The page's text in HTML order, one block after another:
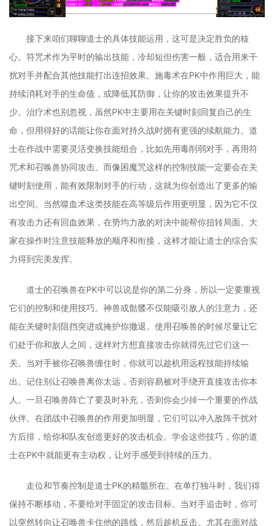
接下来咱们聊聊道士的具体技能运用，这可是决定胜负的核
心。符咒术作为平时的输出技能，冷却短但伤害一般，适合用来干
扰对手并配合其他技能打出连招效果。施毒术在PK中作用巨大，能
持续消耗对手的生命值，或降低其防御，让你的攻击效果提升不
少。治疗术也别忽视，虽然PK中主要用在关键时刻回复自己的生
命，但用得好的话能让你在面对持久战时拥有更强的续航能力。道
士在作战中需要灵活变换技能组合，比如先用毒削弱对手，再用符
咒术和召唤兽协同攻击。而像困魔咒这样的控制技能一定要会在关
键时刻使用，能有效限制对手的行动，这就为你创造出了更多的输
出空间。当然噬血术这类技能在高等级后作用更明显，因为它不仅
有攻击力还有回血效果，在势均力敌的对决中能帮你扭转局面。大
家在操作时注意技能释放的顺序和衔接，这样才能让道士的综合实
力得到完美发挥。
道士的召唤兽在PK中可以说是你的第二分身，所以一定要重视
它们的控制和使用技巧。神兽或骷髅不仅能吸引敌人的注意力，还
能在关键时刻阻挡突进或掩护你撤退。使用召唤兽的时候尽量让它
们处于你和敌人之间，这样对方想直接攻击你就得先过它们这一
关。当对手被你召唤兽缠住时，你就可以趁机用远程技能持续输
出。记住别让召唤兽离你太远，否则容易被对手绕开直接攻击你本
人。一旦召唤兽阵亡了要及时补充，否则你会少掉一个重要的作战
伙伴。在团战中召唤兽的作用更加明显，它们可以冲入敌阵干扰对
方后排，给你和队友创造更好的攻击机会。学会这些技巧，你的道
士在PK中就能更有主动权，让对手感受到持续的压力。
走位和节奏控制是道士PK的精髓所在。在单打独斗时，我们得
保持不断移动，不要给对手固定的攻击目标。当对手追击时，你可
以突然转向让召唤兽卡住他的路线，然后趁机反击。尤其在面对战